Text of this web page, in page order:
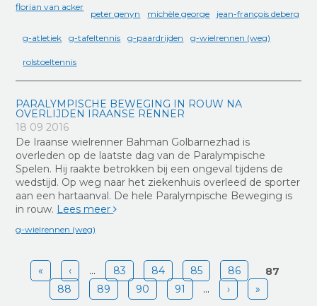
florian van acker
peter genyn michèle george jean-françois deberg
g-atletiek g-tafeltennis g-paardrijden g-wielrennen (weg)
rolstoeltennis
PARALYMPISCHE BEWEGING IN ROUW NA
OVERLIJDEN IRAANSE RENNER
18 09 2016
De Iraanse wielrenner Bahman Golbarnezhad is
overleden op de laatste dag van de Paralympische
Spelen. Hij raakte betrokken bij een ongeval tijdens de
wedstijd. Op weg naar het ziekenhuis overleed de sporter
aan een hartaanval. De hele Paralympische Beweging is
in rouw. Lees meer
g-wielrennen (weg)
Pages
« ‹ … 83 84 85 86
87
88
89 90 91 … › »